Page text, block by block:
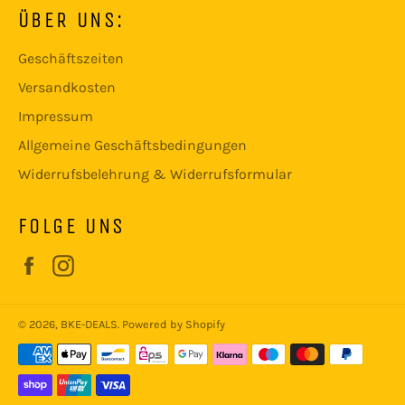
ÜBER UNS:
Geschäftszeiten
Versandkosten
Impressum
Allgemeine Geschäftsbedingungen
Widerrufsbelehrung & Widerrufsformular
FOLGE UNS
Facebook
© 2026, BKE-DEALS. Powered by Shopify
Zahlungsmethoden